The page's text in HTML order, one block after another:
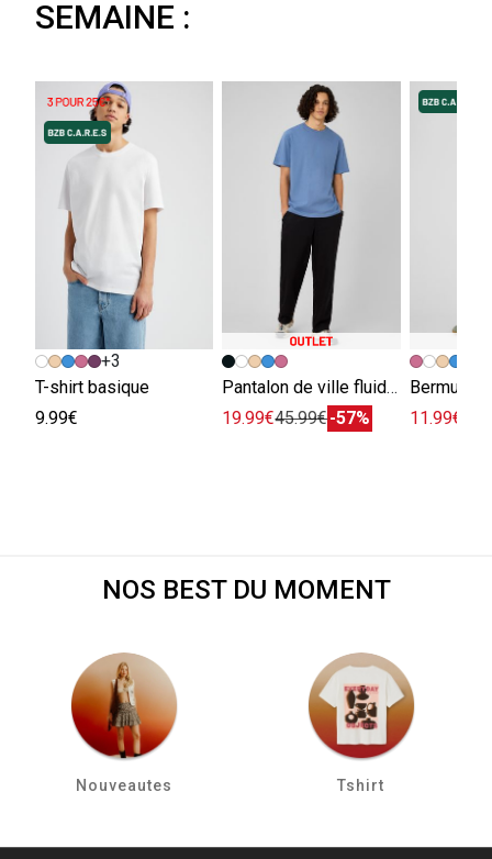
SEMAINE :
+3
T-shirt basique
9.99€
Pantalon de ville fluide viscose lin
19.99€45.99€-57%
Bermuda
11.99€
NOS BEST DU MOMENT
Nouveautes Tshirt